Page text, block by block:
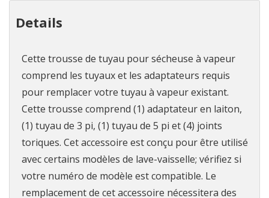
Details
Cette trousse de tuyau pour sécheuse à vapeur
comprend les tuyaux et les adaptateurs requis
pour remplacer votre tuyau à vapeur existant.
Cette trousse comprend (1) adaptateur en laiton,
(1) tuyau de 3 pi, (1) tuyau de 5 pi et (4) joints
toriques. Cet accessoire est conçu pour être utilisé
avec certains modèles de lave-vaisselle; vérifiez si
votre numéro de modèle est compatible. Le
remplacement de cet accessoire nécessitera des